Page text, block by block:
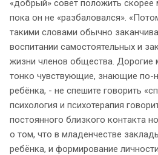
«добрый» совет положить скорее
пока он не «разбаловался».
такими словами обычно
воспитании самостоятельных и
жизни членов общества. Дорогие
тонко чувствующие, знающие по-
ребёнка, - не спешите говорить
психология и психотерапия
постоянного близкого контакта
о том, что в младенчестве
ребёнка, и формирование